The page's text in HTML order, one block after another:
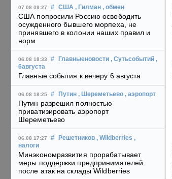
07.08 09:27 # США , Гилман , обмен
США попросили Россию освободить
осужденного бывшего морпеха, не
принявшего в колонии наших правил и
норм
06.08 18:33 # Главныеновости , Сутьсобытий ,
6августа
Главные события к вечеру 6 августа
06.08 18:25 # Путин , Шереметьево , аэропорт
Путин разрешил полностью
приватизировать аэропорт
Шереметьево
06.08 17:27 # Решетников , Wildberries ,
налоги
Минэкономразвития прорабатывает
меры поддержки предпринимателей
после атак на склады Wildberries